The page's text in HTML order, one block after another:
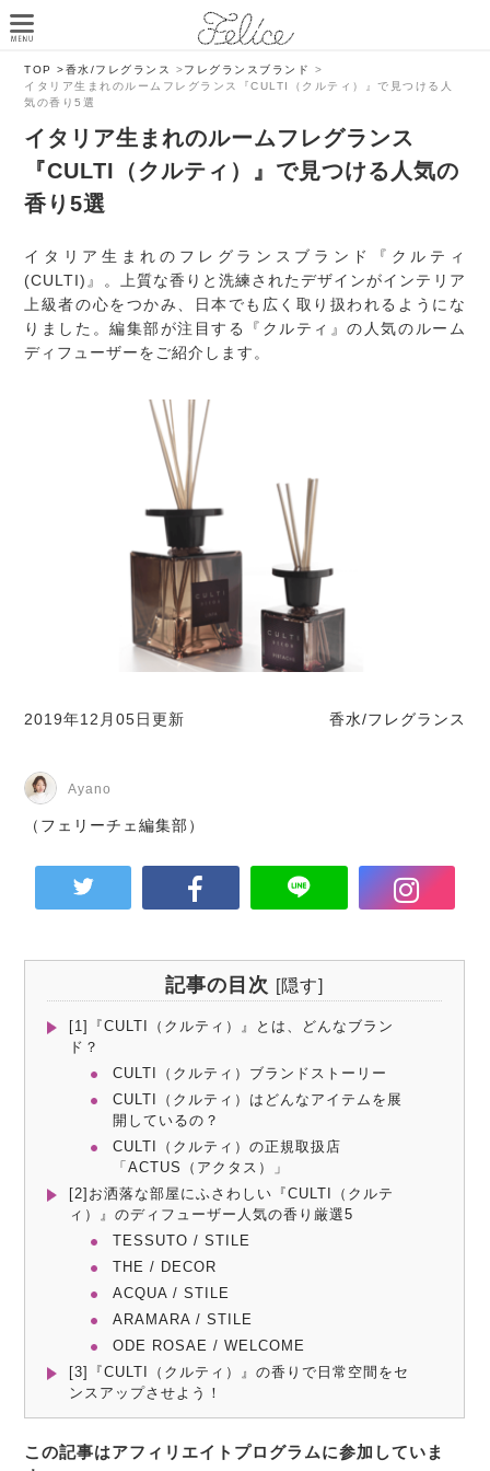
TOP >香水/フレグランス >フレグランスブランド
>
イタリア生まれのルームフレグランス『CULTI（クルティ）』で見つける人
気の香り5選
イタリア生まれのルームフレグランス
『CULTI（クルティ）』で見つける人気の
香り5選
イタリア生まれのフレグランスブランド『クルティ
(CULTI)』。上質な香りと洗練されたデザインがインテリア
上級者の心をつかみ、日本でも広く取り扱われるようにな
りました。編集部が注目する『クルティ』の人気のルーム
ディフューザーをご紹介します。
2019年12月05日更新 香水/フレグランス
Ayano
（フェリーチェ編集部）
記事の目次 [隠す]
[1]『CULTI（クルティ）』とは、どんなブラン
ド？
CULTI（クルティ）ブランドストーリー
CULTI（クルティ）はどんなアイテムを展
開しているの？
CULTI（クルティ）の正規取扱店
「ACTUS（アクタス）」
[2]お洒落な部屋にふさわしい『CULTI（クルテ
ィ）』のディフューザー人気の香り厳選5
TESSUTO / STILE
THE / DECOR
ACQUA / STILE
ARAMARA / STILE
ODE ROSAE / WELCOME
[3]『CULTI（クルティ）』の香りで日常空間をセ
ンスアップさせよう！
この記事はアフィリエイトプログラムに参加していま